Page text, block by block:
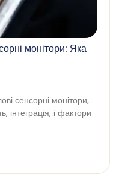
монітори: Яка
сенсорні монітори,
інтеграція, і фактори